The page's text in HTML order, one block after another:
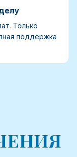
Только
поддержка